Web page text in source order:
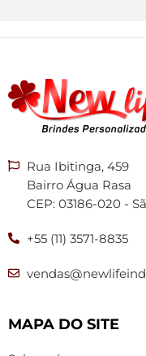
Rua Ibitinga, 459
Bairro Água Rasa
CEP: 03186-020 -
+55 (11) 3571-8835
MAPA DO SITE